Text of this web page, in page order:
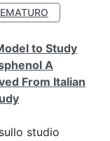
to Study
A
From Italian
studio